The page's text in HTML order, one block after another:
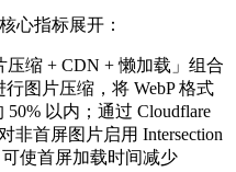
心指标展开：
缩 + CDN + 懒加载」组合
图片压缩，将 WebP 格式
50% 以内；通过 Cloudflare
非首屏图片启用 Intersection
使首屏加载时间减少